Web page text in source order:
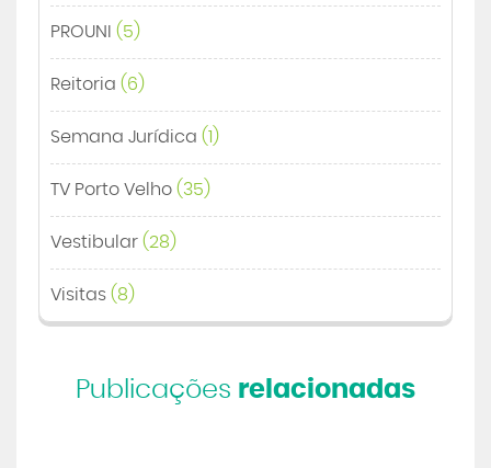
PROUNI (5)
Reitoria (6)
Semana Jurídica (1)
TV Porto Velho (35)
Vestibular (28)
Visitas (8)
Publicações relacionadas